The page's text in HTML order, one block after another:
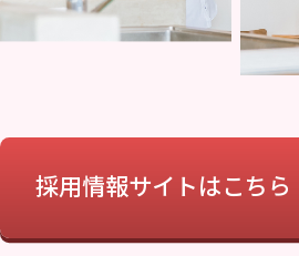
採用情報サイトはこちら